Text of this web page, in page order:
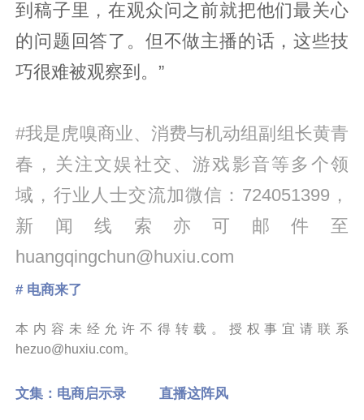
到稿子里，在观众问之前就把他们最关心
的问题回答了。但不做主播的话，这些技
巧很难被观察到。”
#我是虎嗅商业、消费与机动组副组长黄青
春，关注文娱社交、游戏影音等多个领
域，行业人士交流加微信：724051399，
新闻线索亦可邮件至
huangqingchun@huxiu.com
# 电商来了
本内容未经允许不得转载。授权事宜请联系
hezuo@huxiu.com。
文集： 电商启示录 直播这阵风